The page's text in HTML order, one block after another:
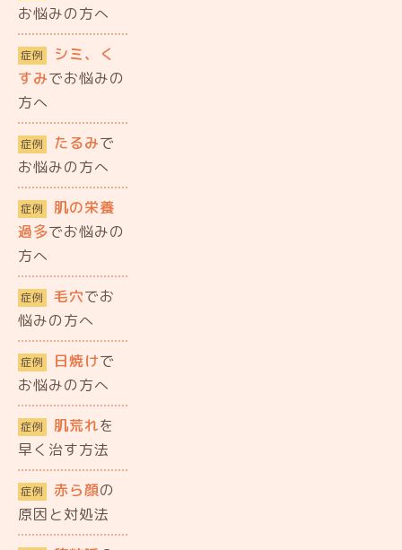
お悩みの方へ
症例
シミ、く
すみでお悩みの
方へ
症例 たるみで
お悩みの方へ
症例
肌の栄養
過多でお悩みの
方へ
症例 毛穴でお
悩みの方へ
症例 日焼けで
お悩みの方へ
症例 肌荒れを
早く治す方法
症例 赤ら顔の
原因と対処法